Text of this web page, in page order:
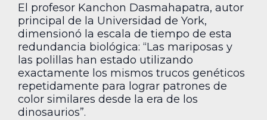
El profesor Kanchon Dasmahapatra, autor
principal de la Universidad de York,
dimensionó la escala de tiempo de esta
redundancia biológica: “Las mariposas y
las polillas han estado utilizando
exactamente los mismos trucos genéticos
repetidamente para lograr patrones de
color similares desde la era de los
dinosaurios”.